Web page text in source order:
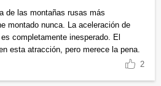
de las montañas rusas más
montado nunca. La aceleración de
completamente inesperado. El
esta atracción, pero merece la pena.
2